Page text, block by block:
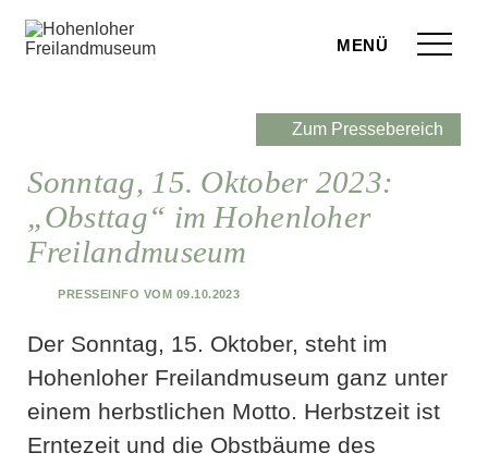
Menü
Besuch
Fragen
Zum Pressebereich
Sonntag, 15. Oktober 2023:
„Obsttag“ im Hohenloher
Freilandmuseum
Presseinfo vom 09.10.2023
Der Sonntag, 15. Oktober, steht im
Hohenloher Freilandmuseum ganz unter
einem herbstlichen Motto. Herbstzeit ist
Erntezeit und die Obstbäume des